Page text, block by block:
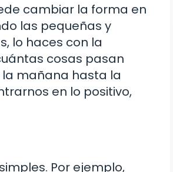
cambiar la forma en
las pequeñas y
lo haces con la
cosas pasan
mañana hasta la
en lo positivo,
Por ejemplo,